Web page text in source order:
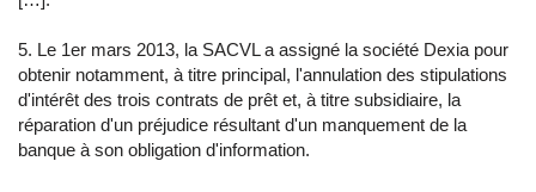
5. Le 1er mars 2013, la SACVL a assigné la société Dexia pour
obtenir notamment, à titre principal, l'annulation des stipulations
d'intérêt des trois contrats de prêt et, à titre subsidiaire, la
réparation d'un préjudice résultant d'un manquement de la
banque à son obligation d'information.